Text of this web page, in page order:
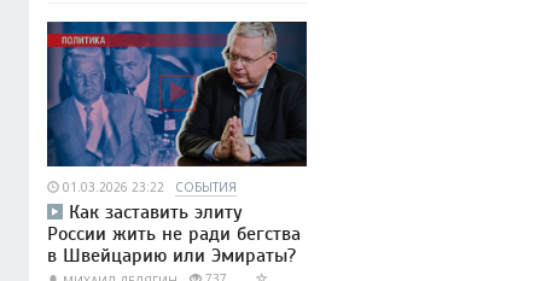
01.03.2026 23:22 СОБЫТИЯ
Как заставить элиту
России жить не ради бегства
в Швейцарию или Эмираты?